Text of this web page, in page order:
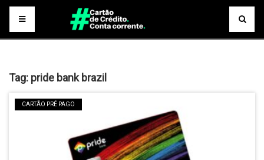
Tag: pride bank brazil
CARTÃO PRÉ PAGO